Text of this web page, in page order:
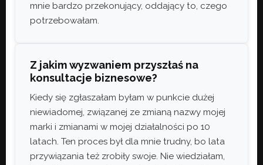
mnie bardzo przekonujący, oddający to, czego
potrzebowałam.
Z jakim wyzwaniem przyszłaś na
konsultacje biznesowe?
Kiedy się zgłaszałam byłam w punkcie dużej
niewiadomej, związanej ze zmianą nazwy mojej
marki i zmianami w mojej działalności po 10
latach. Ten proces był dla mnie trudny, bo lata
przywiązania też zrobiły swoje. Nie wiedziałam,